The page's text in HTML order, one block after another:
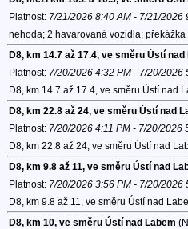
Platnost: 7/21/2026 8:40 AM - 7/21/2026
nehoda; 2 havarovaná vozidla;
D8, km 14.7 až 17.4, ve směru Ústí nad
Platnost: 7/20/2026 4:32 PM - 7/20/2026
D8, km 14.7 až 17.4, ve směru Ústí nad
D8, km 22.8 až 24, ve směru Ústí nad
Platnost: 7/20/2026 4:11 PM - 7/20/2026
D8, km 22.8 až 24, ve směru Ústí nad
D8, km 9.8 až 11, ve směru Ústí nad
Platnost: 7/20/2026 3:56 PM - 7/20/2026
D8, km 9.8 až 11, ve směru Ústí nad
D8, km 10, ve směru Ústí nad Labem